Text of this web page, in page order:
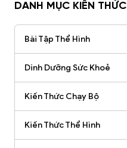
DANH MỤC KIẾN THỨC
Bài Tập Thể Hình
Dinh Dưỡng Sức Khoẻ
Kiến Thức Chạy Bộ
Kiến Thức Thể Hình